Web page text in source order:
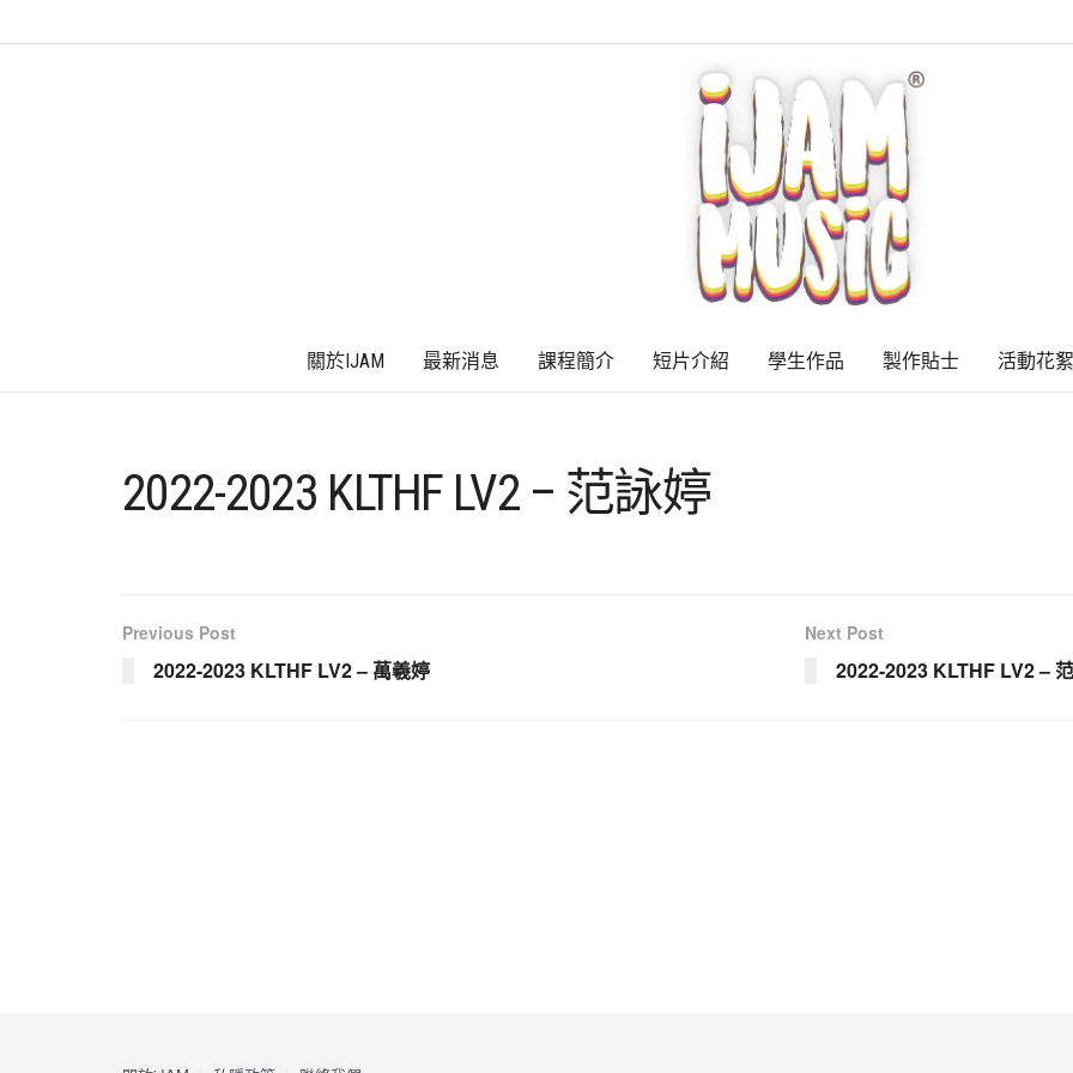
關於IJAM 最新消息 課程簡介 短片介紹 學生作品 製作貼士 活動花絮
2022-2023 KLTHF LV2 – 范詠婷
Previous Post
2022-2023 KLTHF LV2 – 萬羲婷
Next Post
2022-2023 KLTHF LV2 –